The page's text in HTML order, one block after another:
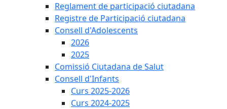
Reglament de participació ciutadana
Registre de Participació ciutadana
Consell d'Adolescents
2026
2025
Comissió Ciutadana de Salut
Consell d'Infants
Curs 2025-2026
Curs 2024-2025